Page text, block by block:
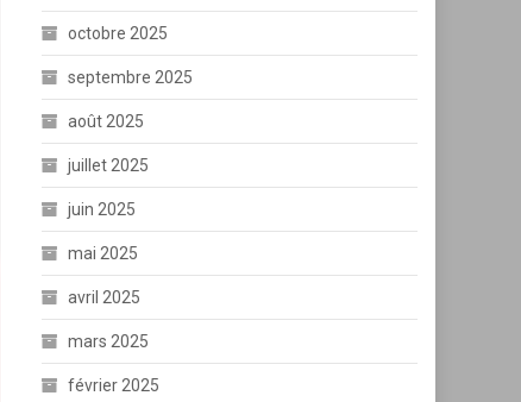
octobre 2025
septembre 2025
août 2025
juillet 2025
juin 2025
mai 2025
avril 2025
mars 2025
février 2025